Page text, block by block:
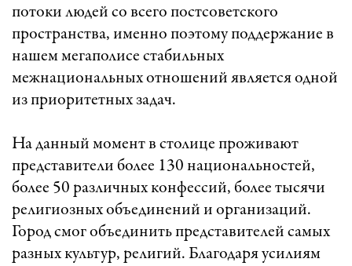
потоки людей со всего постсоветского
пространства, именно поэтому поддержание в
нашем мегаполисе стабильных
межнациональных отношений является одной
из приоритетных задач.
На данный момент в столице проживают
представители более 130 национальностей,
более 50 различных конфессий, более тысячи
религиозных объединений и организаций.
Город смог объединить представителей самых
разных культур, религий. Благодаря усилиям